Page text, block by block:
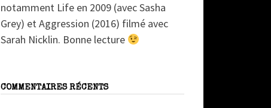
notamment Life en 2009 (avec Sasha
Grey) et Aggression (2016) filmé avec
Sarah Nicklin. Bonne lecture
COMMENTAIRES RÉCENTS